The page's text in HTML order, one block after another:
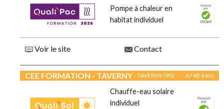
Pompe à chaleur en
habitat individuel
Voir le site Contact
CEE FORMATION - TAVERNY - TAVERNY (95) 6748.6 km
Chauffe-eau solaire
individuel